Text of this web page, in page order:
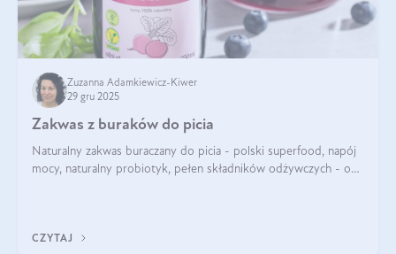
Zuzanna Adamkiewicz-Kiwer
29 gru 2025
Zakwas z buraków do picia
Naturalny zakwas buraczany do picia - polski superfood, napój
mocy, naturalny probiotyk, pełen składników odżywczych - o
CZYTAJ